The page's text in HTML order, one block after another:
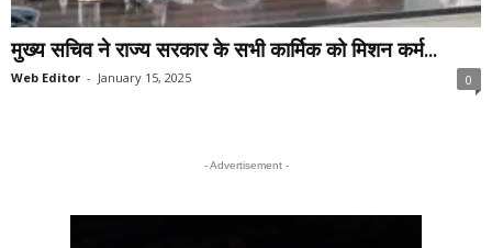
मुख्य सचिव ने राज्य सरकार के सभी कार्मिक को मिशन कर्म...
Web Editor - January 15, 2025 0
- Advertisement -